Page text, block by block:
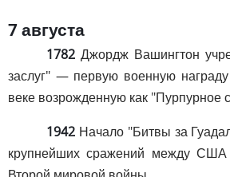
7 августа
1782 Джордж Вашингтон
заслуг" — первую военную
веке возрожденную как "Пурпурное
1942 Начало "Битвы за
крупнейших сражений между